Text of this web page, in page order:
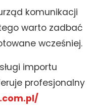
komunikacji
warto zadbać
wcześniej.
importu
profesjonalny